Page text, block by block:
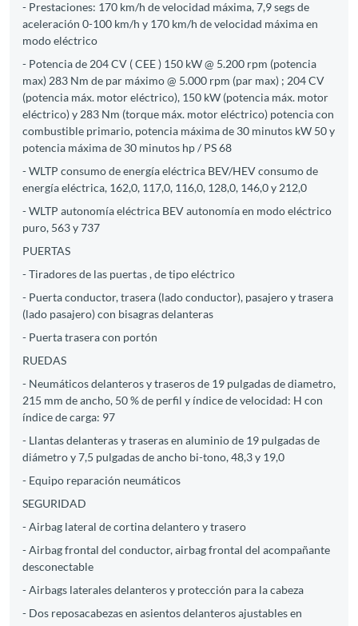
- Prestaciones: 170 km/h de velocidad máxima, 7,9 segs de
aceleración 0-100 km/h y 170 km/h de velocidad máxima en
modo eléctrico
- Potencia de 204 CV ( CEE ) 150 kW @ 5.200 rpm (potencia
max) 283 Nm de par máximo @ 5.000 rpm (par max) ; 204 CV
(potencia máx. motor eléctrico), 150 kW (potencia máx. motor
eléctrico) y 283 Nm (torque máx. motor eléctrico) potencia con
combustible primario, potencia máxima de 30 minutos kW 50 y
potencia máxima de 30 minutos hp / PS 68
- WLTP consumo de energía eléctrica BEV/HEV consumo de
energía eléctrica, 162,0, 117,0, 116,0, 128,0, 146,0 y 212,0
- WLTP autonomía eléctrica BEV autonomía en modo eléctrico
puro, 563 y 737
PUERTAS
- Tiradores de las puertas , de tipo eléctrico
- Puerta conductor, trasera (lado conductor), pasajero y trasera
(lado pasajero) con bisagras delanteras
- Puerta trasera con portón
RUEDAS
- Neumáticos delanteros y traseros de 19 pulgadas de diametro,
215 mm de ancho, 50 % de perfil y índice de velocidad: H con
índice de carga: 97
- Llantas delanteras y traseras en aluminio de 19 pulgadas de
diámetro y 7,5 pulgadas de ancho bi-tono, 48,3 y 19,0
- Equipo reparación neumáticos
SEGURIDAD
- Airbag lateral de cortina delantero y trasero
- Airbag frontal del conductor, airbag frontal del acompañante
desconectable
- Airbags laterales delanteros y protección para la cabeza
- Dos reposacabezas en asientos delanteros ajustables en